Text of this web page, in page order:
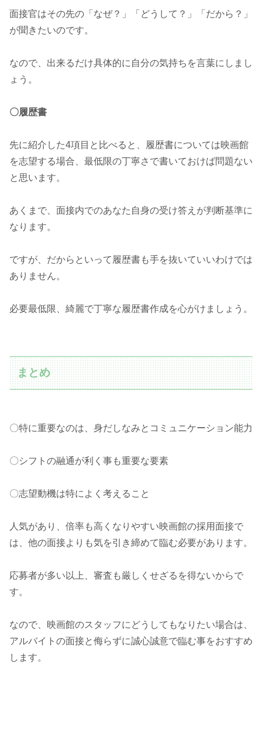
面接官はその先の「なぜ？」「どうして？」「だから？」
が聞きたいのです。
なので、出来るだけ具体的に自分の気持ちを言葉にしまし
ょう。
〇履歴書
先に紹介した4項目と比べると、履歴書については映画館
を志望する場合、最低限の丁寧さで書いておけば問題ない
と思います。
あくまで、面接内でのあなた自身の受け答えが判断基準に
なります。
ですが、だからといって履歴書も手を抜いていいわけでは
ありません。
必要最低限、綺麗で丁寧な履歴書作成を心がけましょう。
まとめ
〇特に重要なのは、身だしなみとコミュニケーション能力
〇シフトの融通が利く事も重要な要素
〇志望動機は特によく考えること
人気があり、倍率も高くなりやすい映画館の採用面接で
は、他の面接よりも気を引き締めて臨む必要があります。
応募者が多い以上、審査も厳しくせざるを得ないからで
す。
なので、映画館のスタッフにどうしてもなりたい場合は、
アルバイトの面接と侮らずに誠心誠意で臨む事をおすすめ
します。